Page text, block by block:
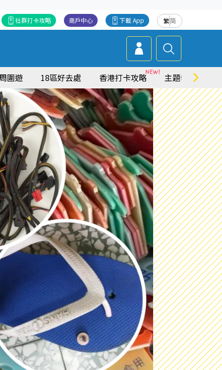
繁简
下載 App
商戶中心
社群打卡攻略
圍遊 18區好去處 香港打卡攻略 主題特集